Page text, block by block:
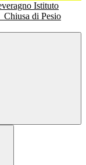
Istituto
Chiusa di Pesio